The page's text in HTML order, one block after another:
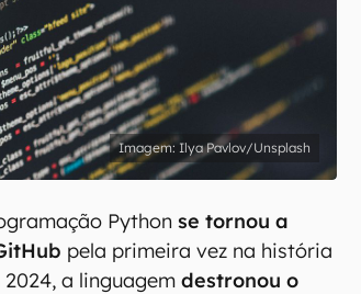
Ilya Pavlov/Unsplash
Pythonse tornou a
pela primeira vez na história
a linguagemdestronou o